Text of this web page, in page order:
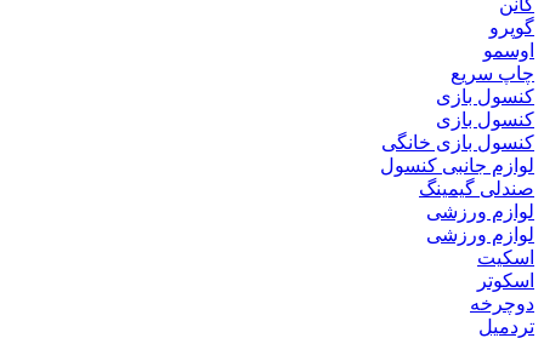
گوپرو
اوسمو
چاپ سریع
کنسول بازی
کنسول بازی
کنسول بازی خانگی
لوازم جانبی کنسول
صندلی گیمینگ
لوازم ورزشی
لوازم ورزشی
اسکیت
اسکوتر
دوچرخه
تردمیل